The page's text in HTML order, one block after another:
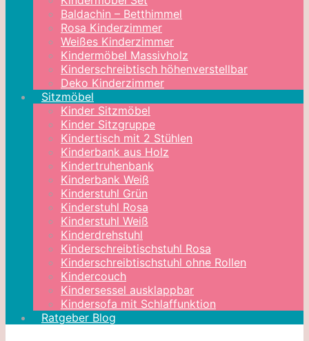
Baldachin – Betthimmel
Rosa Kinderzimmer
Weißes Kinderzimmer
Kindermöbel Massivholz
Kinderschreibtisch höhenverstellbar
Deko Kinderzimmer
Sitzmöbel
Kinder Sitzmöbel
Kinder Sitzgruppe
Kindertisch mit 2 Stühlen
Kinderbank aus Holz
Kindertruhenbank
Kinderbank Weiß
Kinderstuhl Grün
Kinderstuhl Rosa
Kinderstuhl Weiß
Kinderdrehstuhl
Kinderschreibtischstuhl Rosa
Kinderschreibtischstuhl ohne Rollen
Kindercouch
Kindersessel ausklappbar
Kindersofa mit Schlaffunktion
Ratgeber Blog